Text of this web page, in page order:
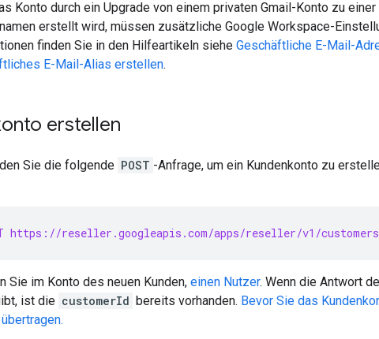
Konto durch ein Upgrade von einem privaten Gmail-Konto zu
erstellt wird, müssen zusätzliche Google Workspace-
finden Sie in den Hilfeartikeln siehe Geschäftliche E-Mail-
E-Mail-Alias erstellen.
erstellen
Sie die folgende POST -Anfrage, um ein Kundenkonto zu
https://reseller.googleapis.com/apps/reseller/v1/customers
Sie im Konto des neuen Kunden, einen Nutzer. Wenn die Antwort
ist die customerId bereits vorhanden. Bevor Sie das
übertragen.